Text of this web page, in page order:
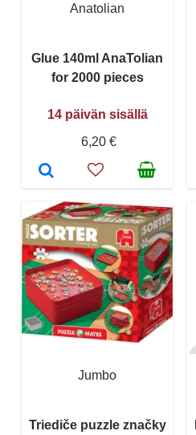
Anatolian
Glue 140ml AnaTolian
for 2000 pieces
14 päivän sisällä
6,20 €
Jumbo
Triediče puzzle značky